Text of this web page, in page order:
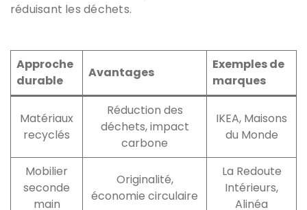
réduisant les déchets.
Approche
durable
Avantages
Exemples de
marques
Matériaux
recyclés
Réduction des
déchets, impact
carbone
IKEA, Maisons
du Monde
Mobilier
seconde
main
Originalité,
économie circulaire
La Redoute
Intérieurs,
Alinéa